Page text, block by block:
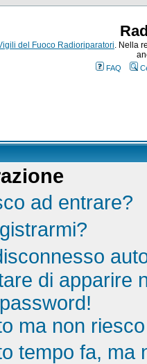
del Fuoco Radioriparatori. Nella
FAQ
ad entrare?
di apparire
ma non
tempo fa,